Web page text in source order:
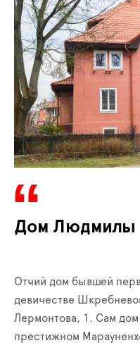
Дом Людмилы
Отчий дом бывшей
девичестве
Лермонтова, 1. Сам
престижном